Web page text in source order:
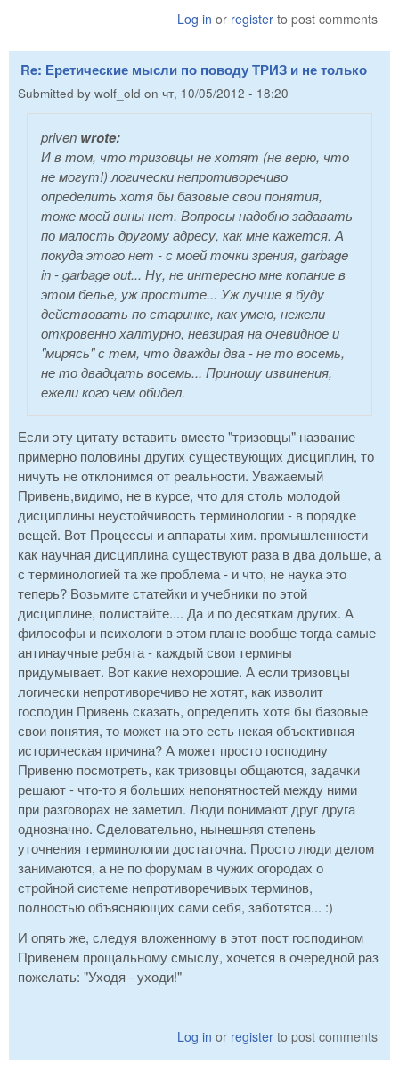
Log in or register to post comments
Re: Еретические мысли по поводу ТРИЗ и не только
Submitted by wolf_old on чт, 10/05/2012 - 18:20
priven wrote:
И в том, что тризовцы не хотят (не верю, что
не могут!) логически непротиворечиво
определить хотя бы базовые свои понятия,
тоже моей вины нет. Вопросы надобно задавать
по малость другому адресу, как мне кажется. А
покуда этого нет - с моей точки зрения, garbage
in - garbage out... Ну, не интересно мне копание в
этом белье, уж простите... Уж лучше я буду
действовать по старинке, как умею, нежели
откровенно халтурно, невзирая на очевидное и
"мирясь" с тем, что дважды два - не то восемь,
не то двадцать восемь... Приношу извинения,
ежели кого чем обидел.
Если эту цитату вставить вместо "тризовцы" название
примерно половины других существующих дисциплин, то
ничуть не отклонимся от реальности. Уважаемый
Привень,видимо, не в курсе, что для столь молодой
дисциплины неустойчивость терминологии - в порядке
вещей. Вот Процессы и аппараты хим. промышленности
как научная дисциплина существуют раза в два дольше, а
с терминологией та же проблема - и что, не наука это
теперь? Возьмите статейки и учебники по этой
дисциплине, полистайте.... Да и по десяткам других. А
философы и психологи в этом плане вообще тогда самые
антинаучные ребята - каждый свои термины
придумывает. Вот какие нехорошие. А если тризовцы
логически непротиворечиво не хотят, как изволит
господин Привень сказать, определить хотя бы базовые
свои понятия, то может на это есть некая объективная
историческая причина? А может просто господину
Привеню посмотреть, как тризовцы общаются, задачки
решают - что-то я больших непонятностей между ними
при разговорах не заметил. Люди понимают друг друга
однозначно. Сделовательно, нынешняя степень
уточнения терминологии достаточна. Просто люди делом
занимаются, а не по форумам в чужих огородах о
стройной системе непротиворечивых терминов,
полностью объясняющих сами себя, заботятся... :)
И опять же, следуя вложенному в этот пост господином
Привенем прощальному смыслу, хочется в очередной раз
пожелать: "Уходя - уходи!"
Log in or register to post comments